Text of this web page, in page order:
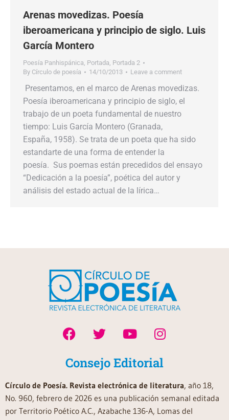
Arenas movedizas. Poesía
iberoamericana y principio de siglo. Luis
García Montero
Poesía Panhispánica, Portada, Portada 2
By Círculo de poesía 14/10/2013 Leave a comment
Presentamos, en el marco de Arenas movedizas.
Poesía iberoamericana y principio de siglo, el
trabajo de un poeta fundamental de nuestro
tiempo: Luis García Montero (Granada,
España, 1958). Se trata de un poeta que ha sido
estandarte de una forma de entender la
poesía. Sus poemas están precedidos del ensayo
“Dedicación a la poesía”, poética del autor y
análisis del estado actual de la lírica…
Consejo Editorial
Círculo de Poesía. Revista electrónica de literatura, año 18,
No. 960, febrero de 2026 es una publicación semanal editada
por Territorio Poético A.C., Azabache 136-A, Lomas del